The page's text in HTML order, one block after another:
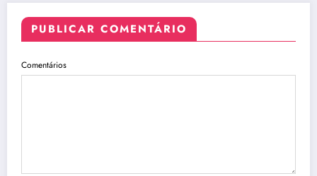
PUBLICAR COMENTÁRIO
Comentários